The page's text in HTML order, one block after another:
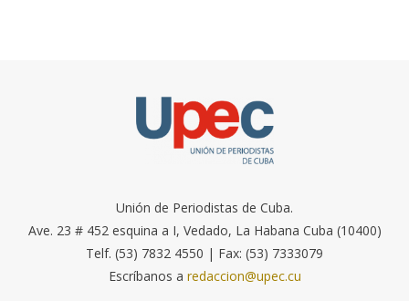
Unión de Periodistas de Cuba.
Ave. 23 # 452 esquina a I, Vedado, La Habana Cuba (10400)
Telf. (53) 7832 4550 | Fax: (53) 7333079
Escríbanos a redaccion@upec.cu